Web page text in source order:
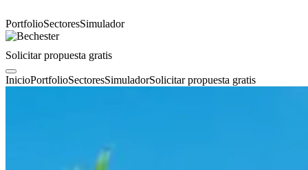
PortfolioSectoresSimulador
Solicitar propuesta gratis
InicioPortfolioSectoresSimuladorSolicitar propuesta gratis